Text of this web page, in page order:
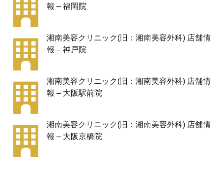
報 – 福岡院
湘南美容クリニック(旧：湘南美容外科) 店舗情
報 – 神戸院
湘南美容クリニック(旧：湘南美容外科) 店舗情
報 – 大阪駅前院
湘南美容クリニック(旧：湘南美容外科) 店舗情
報 – 大阪京橋院